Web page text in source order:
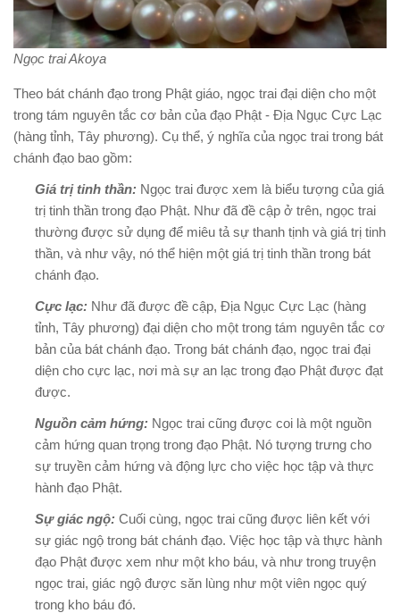
Ngọc trai Akoya
Theo bát chánh đạo trong Phật giáo, ngọc trai đại diện cho một
trong tám nguyên tắc cơ bản của đạo Phật - Địa Ngục Cực Lạc
(hàng tỉnh, Tây phương). Cụ thể, ý nghĩa của ngọc trai trong bát
chánh đạo bao gồm:
Giá trị tinh thần: Ngọc trai được xem là biểu tượng của giá
trị tinh thần trong đạo Phật. Như đã đề cập ở trên, ngọc trai
thường được sử dụng để miêu tả sự thanh tịnh và giá trị tinh
thần, và như vậy, nó thể hiện một giá trị tinh thần trong bát
chánh đạo.
Cực lạc: Như đã được đề cập, Địa Ngục Cực Lạc (hàng
tỉnh, Tây phương) đại diện cho một trong tám nguyên tắc cơ
bản của bát chánh đạo. Trong bát chánh đạo, ngọc trai đại
diện cho cực lạc, nơi mà sự an lạc trong đạo Phật được đạt
được.
Nguồn cảm hứng: Ngọc trai cũng được coi là một nguồn
cảm hứng quan trọng trong đạo Phật. Nó tượng trưng cho
sự truyền cảm hứng và động lực cho việc học tập và thực
hành đạo Phật.
Sự giác ngộ: Cuối cùng, ngọc trai cũng được liên kết với
sự giác ngộ trong bát chánh đạo. Việc học tập và thực hành
đạo Phật được xem như một kho báu, và như trong truyện
ngọc trai, giác ngộ được săn lùng như một viên ngọc quý
trong kho báu đó.